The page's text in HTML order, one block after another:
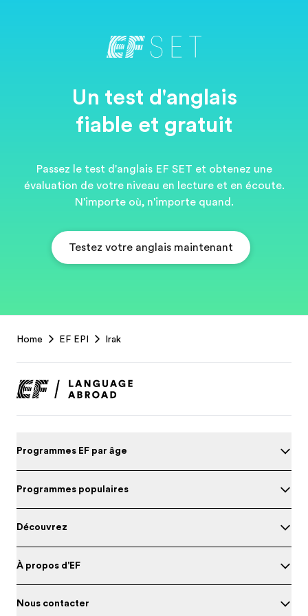
Un test d'anglais
fiable et gratuit
Passez le test d'anglais EF SET et obtenez une
évaluation de votre niveau en lecture et en écoute.
N'importe où, n'importe quand.
Testez votre anglais maintenant
Footer
Home EF EPI Irak
Programmes EF par âge
Programmes populaires
Découvrez
À propos d'EF
Nous contacter